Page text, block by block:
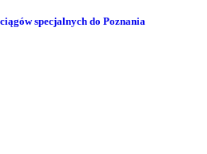
specjalnych do Poznania